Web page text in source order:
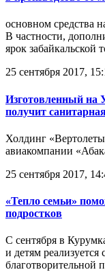
основном средства
В частности,
ярок забайкальской
25 сентября 2017,
Изготовленный на
получит
Холдинг
авиакомпании
25 сентября 2017,
«Тепло семьи»
подростков
С сентября в
и детям
благотворительной